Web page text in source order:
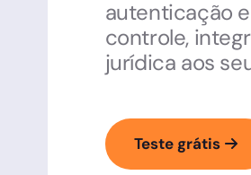
autenticação
controle,
jurídica aos
Teste grátis